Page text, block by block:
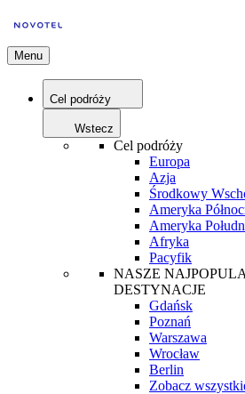
Menu
Cel podróży
Wstecz
Cel podróży
Europa
Azja
Środkowy
Ameryka
Ameryka
Afryka
Pacyfik
NASZE
DESTYNACJE
Gdańsk
Poznań
Warszawa
Wrocław
Berlin
Zobacz